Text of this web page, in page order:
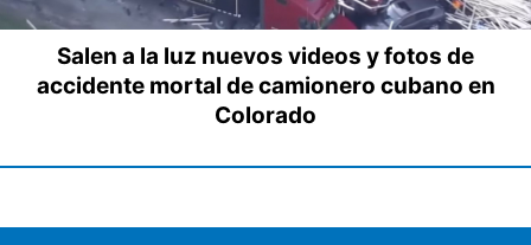
Salen a la luz nuevos videos y fotos de
accidente mortal de camionero cubano en
Colorado